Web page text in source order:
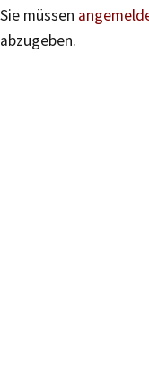
Sie müssen
abzugeben.